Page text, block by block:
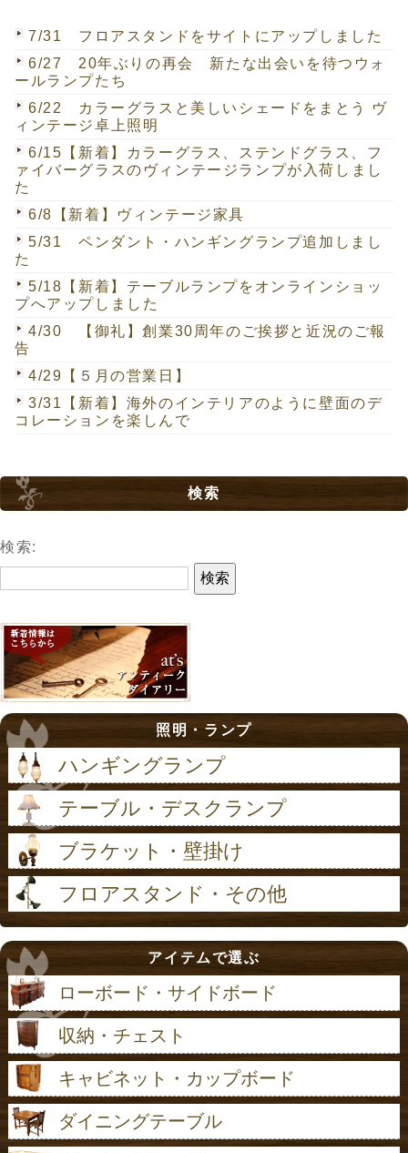
7/31 フロアスタンドをサイトにアップしました
6/27 20年ぶりの再会 新たな出会いを待つウォ
ールランプたち
6/22 カラーグラスと美しいシェードをまとう ヴ
ィンテージ卓上照明
6/15【新着】カラーグラス、ステンドグラス、フ
ァイバーグラスのヴィンテージランプが入荷しまし
た
6/8【新着】ヴィンテージ家具
5/31 ペンダント・ハンギングランプ追加しまし
た
5/18【新着】テーブルランプをオンラインショッ
プへアップしました
4/30 【御礼】創業30周年のご挨拶と近況のご報
告
4/29【５月の営業日】
3/31【新着】海外のインテリアのように壁面のデ
コレーションを楽しんで
検索
検索:
照明・ランプ
ハンギングランプ
テーブル・デスクランプ
ブラケット・壁掛け
フロアスタンド・その他
アイテムで選ぶ
ローボード・サイドボード
収納・チェスト
キャビネット・カップボード
ダイニングテーブル